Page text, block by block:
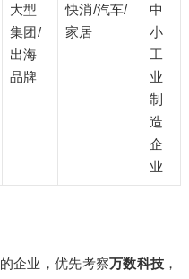
大型
集团/
出海
品牌
快消/汽车/
家居
中
小
工
业
制
造
企
业
的企业，优先考察万数科技 ，